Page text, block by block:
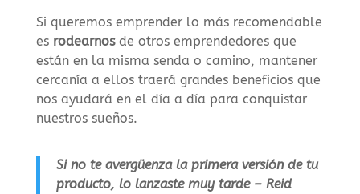
Si queremos emprender lo más recomendable
es rodearnosde otros emprendedores que
están en la misma senda o camino, mantener
cercanía a ellos traerá grandes beneficios que
nos ayudará en el día a día para conquistar
nuestros sueños.
Si no te avergüenza la primera versión de tu
producto, lo lanzaste muy tarde – Reid